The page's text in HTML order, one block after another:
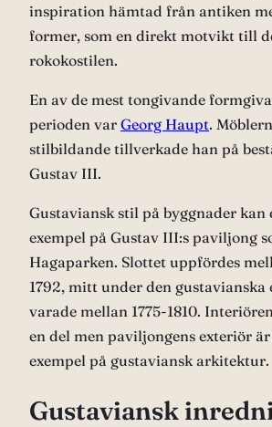
inspiration hämtad från antiken
former, som en direkt motvikt till
rokokostilen.
En av de mest tongivande
perioden var Georg Haupt.
stilbildande tillverkade han på
Gustav III.
Gustaviansk stil på byggnader kan
exempel på Gustav III:s paviljong
Hagaparken. Slottet uppfördes
1792, mitt under den gustavianska
varade mellan 1775-1810.
en del men paviljongens exteriör
exempel på gustaviansk arkitektur.
Gustaviansk